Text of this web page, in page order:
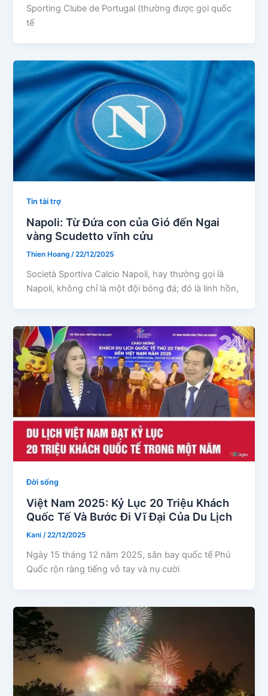
Sporting Clube de Portugal (thường được gọi quốc
tế
Tin tài trợ
Napoli: Từ Đứa con của Gió đến Ngai
vàng Scudetto vĩnh cửu
Thien Hoang/22/12/2025
Società Sportiva Calcio Napoli, hay thường gọi là
Napoli, không chỉ là một đội bóng đá; đó là linh hồn,
Đời sống
Việt Nam 2025: Kỷ Lục 20 Triệu Khách
Quốc Tế Và Bước Đi Vĩ Đại Của Du Lịch
Kani/22/12/2025
Ngày 15 tháng 12 năm 2025, sân bay quốc tế Phú
Quốc rộn ràng tiếng vỗ tay và nụ cười